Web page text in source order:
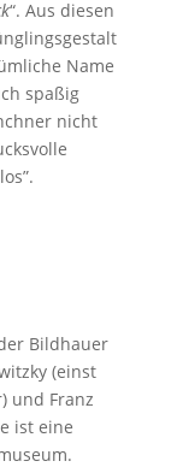
“. Aus diesen
Name
spaßig
nicht
Bildhauer
(einst
und Franz
ist eine